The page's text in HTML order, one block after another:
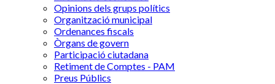
Opinions dels grups polítics
Organització municipal
Ordenances fiscals
Òrgans de govern
Participació ciutadana
Retiment de Comptes - PAM
Preus Públics